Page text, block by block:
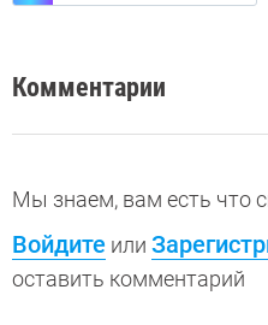
Комментарии
Мы знаем, вам есть что
Войдите или
оставить комментарий